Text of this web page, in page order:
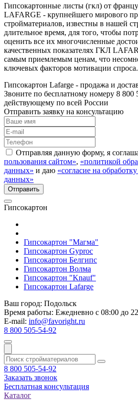
Гипсокартонные листы (гкл) от
LAFARGE - крупнейшего мирового
стройматериалов, известны в нашей
длительное время, для того, чтобы
оценить все их многочисленные
качественных показателях ГКЛ
самым приемлемым ценам, что
ключевых факторов мотивации спроса.
Гипсокартон Lafarge - продажа и
Звоните по бесплатному номеру 8 800
действующему по всей России
Отправить заявку на консультацию
Отправляя данную форму, я
пользования сайтом», «политикой
данных» и даю «согласие на
данных»
Гипсокартон
Гипсокартон "Магма"
Гипсокартон Gyproc
Гипсокартон Белгипс
Гипсокартон Волма
Гипсокартон "Knauf"
Гипсокартон Lafarge
Ваш город: Подольск
Время работы: Ежедневно с 08:00 до
E-mail: info@favoright.ru
8 800 505-54-92
8 800 505-54-92
Заказать звонок
Бесплатная консультация
Каталог